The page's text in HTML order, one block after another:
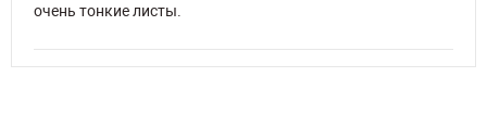
очень тонкие листы.